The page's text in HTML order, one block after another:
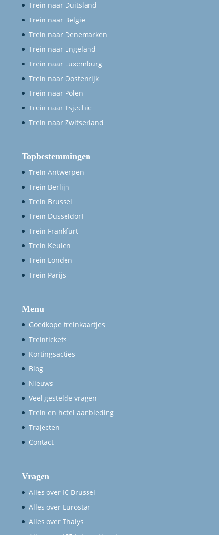
Trein naar Duitsland
Trein naar België
Trein naar Denemarken
Trein naar Engeland
Trein naar Luxemburg
Trein naar Oostenrijk
Trein naar Polen
Trein naar Tsjechië
Trein naar Zwitserland
Topbestemmingen
Trein Antwerpen
Trein Berlijn
Trein Brussel
Trein Düsseldorf
Trein Frankfurt
Trein Keulen
Trein Londen
Trein Parijs
Menu
Goedkope treinkaartjes
Treintickets
Kortingsacties
Blog
Nieuws
Veel gestelde vragen
Trein en hotel aanbieding
Trajecten
Contact
Vragen
Alles over IC Brussel
Alles over Eurostar
Alles over Thalys